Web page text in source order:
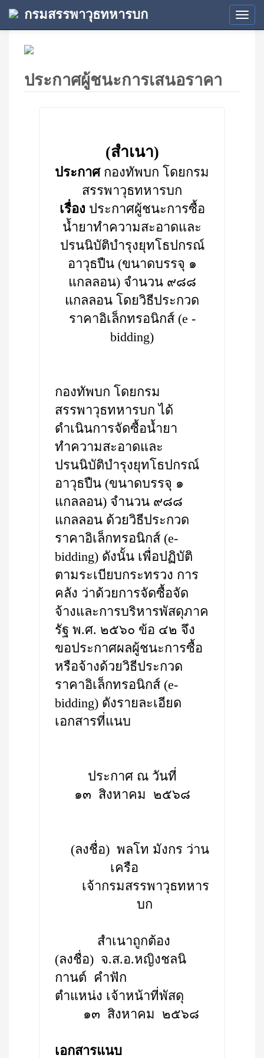
กรมสรรพาวุธทหารบก
ประกาศผู้ชนะการเสนอราคา
(สำเนา)
ประกาศกองทัพบก โดยกรม
สรรพาวุธทหารบก
เรื่อง ประกาศผู้ชนะการซื้อ
น้ำยาทำความสะอาดและ
ปรนนิบัติบำรุงยุทโธปกรณ์
อาวุธปืน (ขนาดบรรจุ ๑
แกลลอน) จำนวน ๙๘๘
แกลลอน โดยวิธีประกวด
ราคาอิเล็กทรอนิกส์ (e -
bidding)
กองทัพบก โดยกรม
สรรพาวุธทหารบก ได้
ดำเนินการจัดซื้อน้ำยา
ทำความสะอาดและ
ปรนนิบัติบำรุงยุทโธปกรณ์
อาวุธปืน (ขนาดบรรจุ ๑
แกลลอน) จำนวน ๙๘๘
แกลลอน ด้วยวิธีประกวด
ราคาอิเล็กทรอนิกส์ (e-
bidding) ดังนั้น เพื่อปฏิบัติ
ตามระเบียบกระทรวง การ
คลัง ว่าด้วยการจัดซื้อจัด
จ้างและการบริหารพัสดุภาค
รัฐ พ.ศ. ๒๕๖๐ ข้อ ๔๒ จึง
ขอประกาศผลผู้ชนะการซื้อ
หรือจ้างด้วยวิธีประกวด
ราคาอิเล็กทรอนิกส์ (e-
bidding) ดังรายละเอียด
เอกสารที่แนบ
ประกาศ ณ วันที่
๑๓ สิงหาคม ๒๕๖๘
(ลงชื่อ) พลโท มังกร ว่าน
เครือ
เจ้ากรมสรรพาวุธทหาร
บก
สำเนาถูกต้อง
(ลงชื่อ) จ.ส.อ.หญิงชลนิ
กานต์ คำฟัก
ตำแหน่ง เจ้าหน้าที่พัสดุ
๑๓ สิงหาคม ๒๕๖๘
เอกสารแนบ